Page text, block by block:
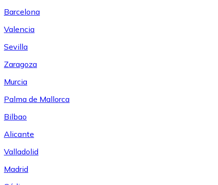
Barcelona
Valencia
Sevilla
Zaragoza
Murcia
Palma de Mallorca
Bilbao
Alicante
Valladolid
Madrid